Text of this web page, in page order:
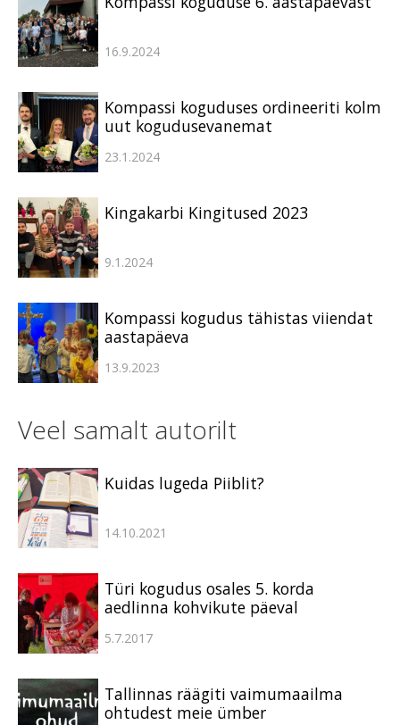
16.9.2024
Kompassi koguduses ordineeriti kolm
uut kogudusevanemat
23.1.2024
Kingakarbi Kingitused 2023
9.1.2024
Kompassi kogudus tähistas viiendat
aastapäeva
13.9.2023
Veel samalt autorilt
Kuidas lugeda Piiblit?
14.10.2021
Türi kogudus osales 5. korda
aedlinna kohvikute päeval
5.7.2017
Tallinnas räägiti vaimumaailma
ohtudest meie ümber